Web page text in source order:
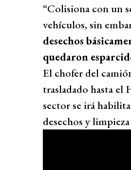
“Colisiona con un
vehículos, sin
desechos
quedaron
El chofer del
trasladado hasta el
sector se irá
desechos y